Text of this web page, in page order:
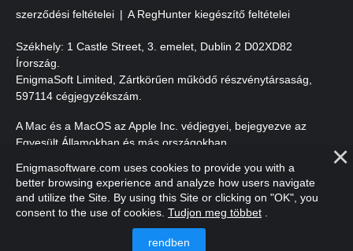
szerződési feltételei
A RegHunter kiegészítő feltételei
Székhely: 1 Castle Street, 3. emelet, Dublin 2 D02XD82
Írország.
EnigmaSoft Limited, Zártkörűen működő részvénytársaság,
597114 cégjegyzékszám.
A Mac és a MacOS az Apple Inc. védjegyei, bejegyezve az
Egyesült Államokban és más országokban.
Szerzői jog 2016-2026. EnigmaSoft Ltd. Minden jog fenntartva.
Enigmasoftware.com uses cookies to provide you with a
better browsing experience and analyze how users navigate
and utilize the Site. By using this Site or clicking on "OK", you
consent to the use of cookies. Tudjon meg többet